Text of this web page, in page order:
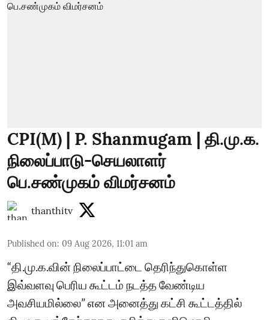
CPI(M) | P. Shanmugam | தி.மு.க.
நிலைப்பாடு-செயலாளர்
பெ.சண்முகம் விமர்சனம்
thanthitv
Published on: 09 Aug 2026, 11:01 am
“தி.மு.க.வின் நிலைப்பாட்டை தெரிந்துகொள்ள
இவ்வளவு பெரிய கூட்டம் நடத்த வேண்டிய
அவசியமில்லை” என அனைத்து கட்சி கூட்டத்தில்